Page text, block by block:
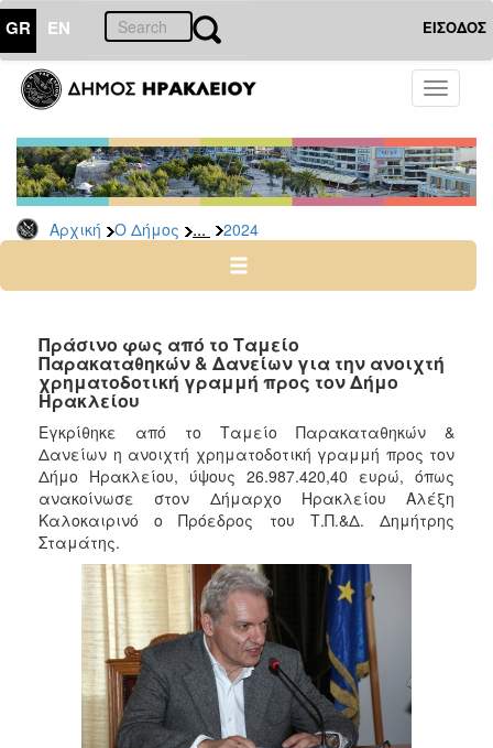
GR EN ΕΙΣΟΔΟΣ
Toggle
Αρχική Ο Δήμος ... 2024
ΔΗΜΟΣ
Δελτία
Τύπου
Αρχείο
2026
2024
2022
2021
2020
2019
2018
2017
2016
2015
2013
2012
2011
2010
Πράσινο φως από το Ταμείο
Παρακαταθηκών & Δανείων για την ανοιχτή
χρηματοδοτική γραμμή προς τον Δήμο
Ηρακλείου
Εγκρίθηκε από το Ταμείο Παρακαταθηκών &
Δανείων η ανοιχτή χρηματοδοτική γραμμή προς τον
Δήμο Ηρακλείου, ύψους 26.987.420,40 ευρώ, όπως
ανακοίνωσε στον Δήμαρχο Ηρακλείου Αλέξη
Καλοκαιρινό ο Πρόεδρος του Τ.Π.&Δ. Δημήτρης
Σταμάτης.